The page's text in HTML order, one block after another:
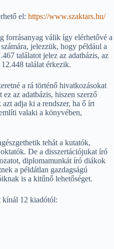
el: https://www.szaktars.hu/
forrásanyag válik így elérhetővé a
jelezzük, hogy például a
találatot jelez az adatbázis, az
találat érkezik.
a rá történő hivatkozásokat
az adatbázis, hiszen szerző
adja ki a rendszer, ha ő írt
valaki a könyvében,
tehát a kutatók,
De a disszertációjukat író
diplomamunkát író diákok
a példátlan gazdagságú
is a kitűnő lehetőséget.
kínál 12 kiadótól: